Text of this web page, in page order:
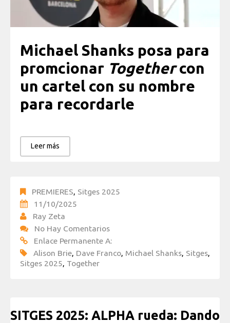
Michael Shanks posa para
promcionar Togethercon
un cartel con su nombre
para recordarle
Leer más
PREMIERES, Sitges 2025
11/10/2025
Ray Zeta
No Hay Comentarios
Enlace Permanente A:
Alison Brie, Dave Franco, Michael Shanks, Sitges,
Sitges 2025, Together
SITGES 2025: ALPHA rueda: Dando